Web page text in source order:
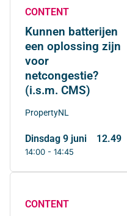
CONTENT
Kunnen batterijen
een oplossing zijn
voor
netcongestie?
(i.s.m. CMS)
PropertyNL
dinsdag 9 juni
14:00 - 14:45
12.49
CONTENT